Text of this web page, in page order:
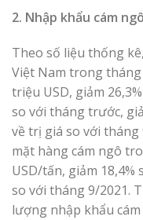
2. Nhập khẩu cám
Theo số liệu thống
Việt Nam trong
triệu USD, giảm
so với tháng trước,
về trị giá so với tháng
mặt hàng cám ngô
USD/tấn, giảm
so với tháng 9/2021.
lượng nhập khẩu